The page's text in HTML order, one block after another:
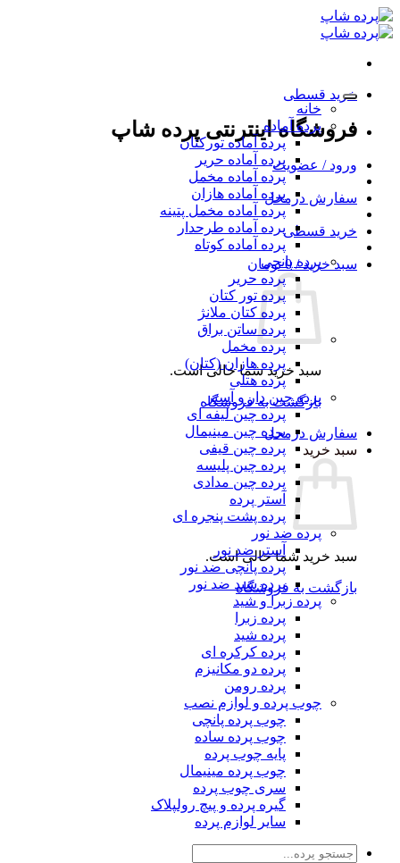
Skip
to
content
خرید قسطی
فروشگاه اینترنتی پرده شاپ
ورود / عضویت
سفارش درمحل
خرید قسطی
سبد خرید /0 تومان
سبد خرید شما خالی است.
بازگشت به فروشگاه
سفارش درمحل
سبد خرید
سبد خرید شما خالی است.
بازگشت به فروشگاه
خانه
پرده آماده
پرده آماده تورکتان
پرده آماده حریر
پرده آماده مخمل
پرده آماده هازان
پرده آماده مخمل پتینه
پرده آماده طرحدار
پرده آماده کوتاه
پرده پانچی
پرده حریر
پرده تور کتان
پرده کتان ملانژ
پرده ساتن براق
پرده مخمل
پرده هازان (کتان)
پرده هتلی
پرده چین دار و آستر
پرده چین لیفه ای
پرده چین مینیمال
پرده چین قیفی
پرده چین پلیسه
پرده چین مدادی
آستر پرده
پرده پشت پنجره ای
پرده ضد نور
آستر ضد نور
پرده پانچی ضد نور
پرده شید ضد نور
پرده زبرا و شید
پرده زبرا
پرده شید
پرده کرکره ای
پرده دو مکانیزم
پرده رومن
چوب پرده و لوازم نصب
چوب پرده پانچی
چوب پرده ساده
پایه چوب پرده
چوب پرده مینیمال
سری چوب پرده
گیره پرده و پیچ رولپلاک
سایر لوازم پرده
جستجو